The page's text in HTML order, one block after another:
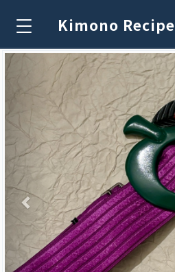
Kimono Recipe
Previous